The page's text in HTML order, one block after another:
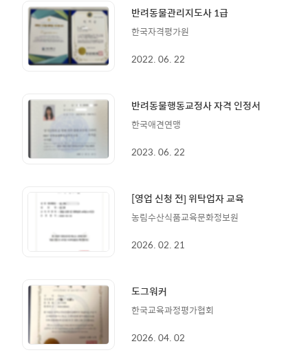
습니다^^
반려동물관리지도사 1급
한국자격평가원
2022. 06. 22
반려동물행동교정사 자격 인정서
한국애견연맹
2023. 06. 22
[영업 신청 전] 위탁업자 교육
농림수산식품교육문화정보원
2026. 02. 21
도그워커
한국교육과정평가협회
2026. 04. 02